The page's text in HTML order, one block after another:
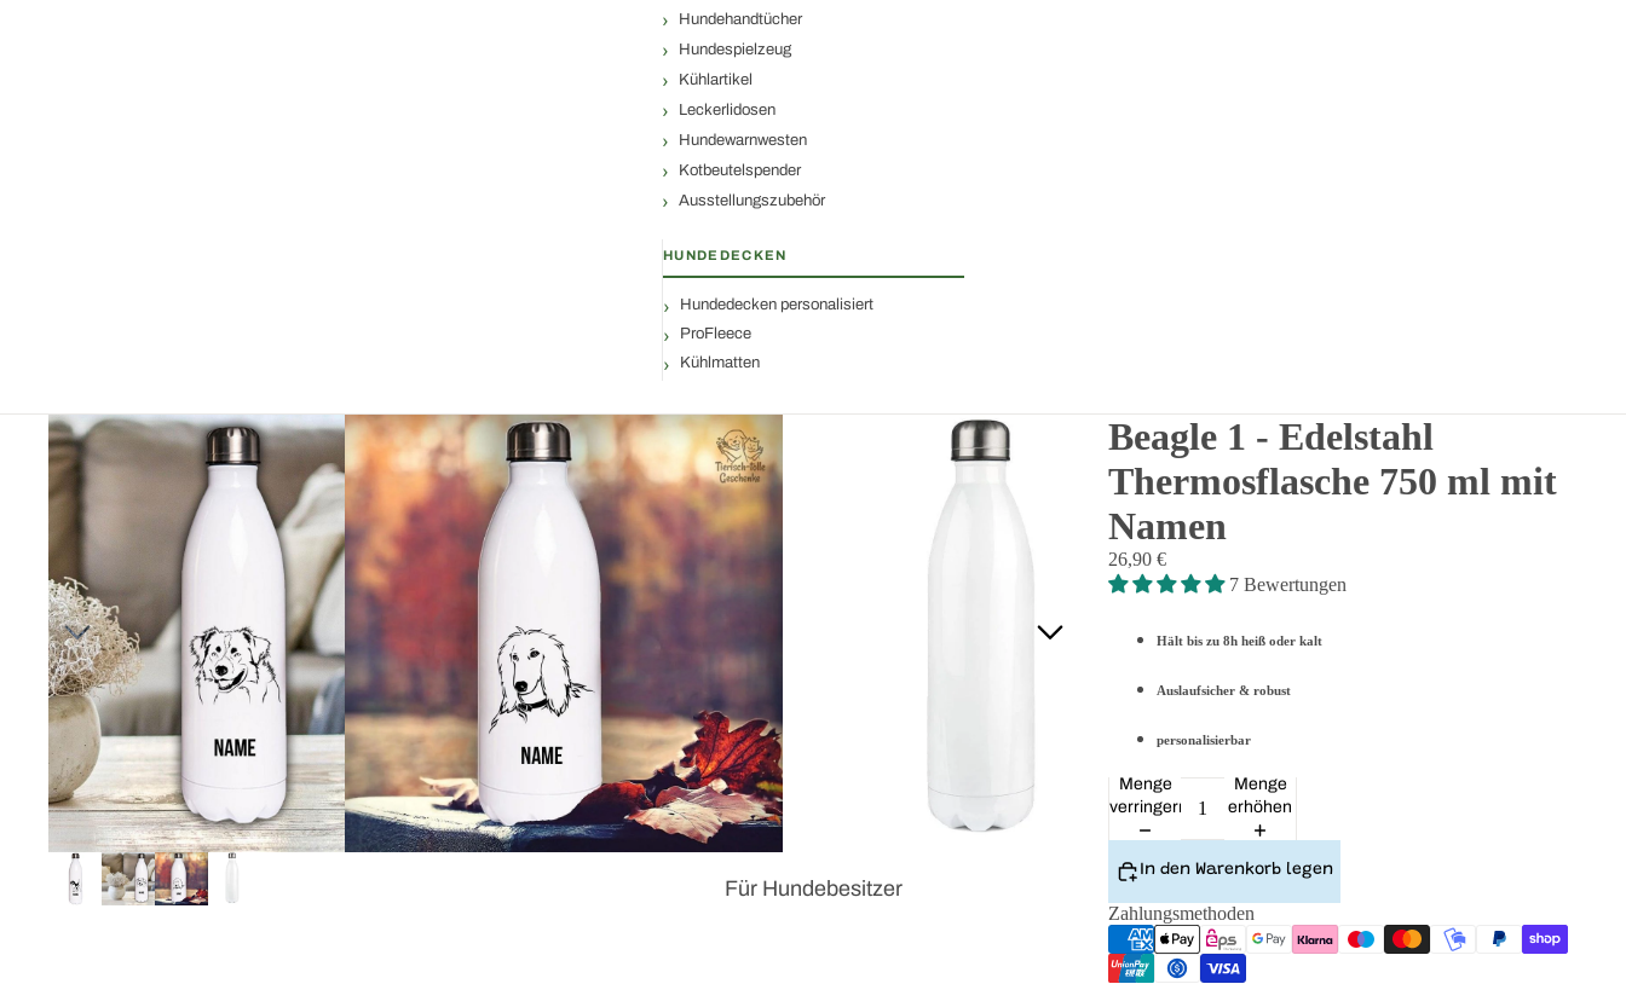
Hundehandtücher
Hundespielzeug
Kühlartikel
Leckerlidosen
Hundewarnwesten
Kotbeutelspender
Ausstellungszubehör
HUNDEDECKEN
Hundedecken personalisiert
ProFleece
Kühlmatten
Für Hundebesitzer
Beagle 1 - Edelstahl
Thermosflasche 750 ml mit
Namen
26,90 €
7 Bewertungen
Hält bis zu 8h heiß oder kalt
Auslaufsicher & robust
personalisierbar
Menge
verringern
Menge
erhöhen
In den Warenkorb legen
Zahlungsmethoden